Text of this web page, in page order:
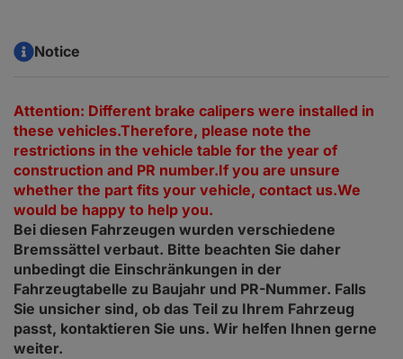
Notice
Attention: Different brake calipers were installed in
these vehicles.Therefore, please note the
restrictions in the vehicle table for the year of
construction and PR number.If you are unsure
whether the part fits your vehicle, contact us.We
would be happy to help you.
Bei diesen Fahrzeugen wurden verschiedene
Bremssättel verbaut. Bitte beachten Sie daher
unbedingt die Einschränkungen in der
Fahrzeugtabelle zu Baujahr und PR-Nummer. Falls
Sie unsicher sind, ob das Teil zu Ihrem Fahrzeug
passt, kontaktieren Sie uns. Wir helfen Ihnen gerne
weiter.